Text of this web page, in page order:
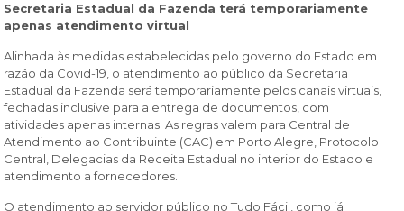
Secretaria Estadual da Fazenda terá temporariamente
apenas atendimento virtual
Alinhada às medidas estabelecidas pelo governo do Estado em
razão da Covid-19, o atendimento ao público da Secretaria
Estadual da Fazenda será temporariamente pelos canais virtuais,
fechadas inclusive para a entrega de documentos, com
atividades apenas internas. As regras valem para Central de
Atendimento ao Contribuinte (CAC) em Porto Alegre, Protocolo
Central, Delegacias da Receita Estadual no interior do Estado e
atendimento a fornecedores.
O atendimento ao servidor público no Tudo Fácil, como já